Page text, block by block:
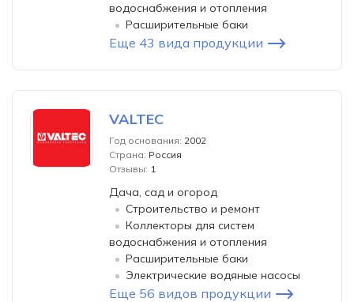
водоснабжения и отопления
Расширительные баки
Еще 43 вида продукции
VALTEC
Год основания: 2002
Страна: Россия
Отзывы: 1
Дача, сад и огород
Строительство и ремонт
Коллекторы для систем
водоснабжения и отопления
Расширительные баки
Электрические водяные насосы
Еще 56 видов продукции